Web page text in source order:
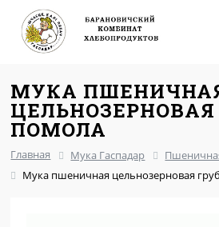
МУКА
ЦЕЛЬНОЗЕРНОВАЯ
ПОМОЛА
Главная Мука Гаспадар
Мука пшеничная цельнозерновая